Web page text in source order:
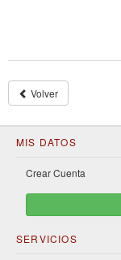
Volver
MIS DATOS
Crear Cuenta
SERVICIOS